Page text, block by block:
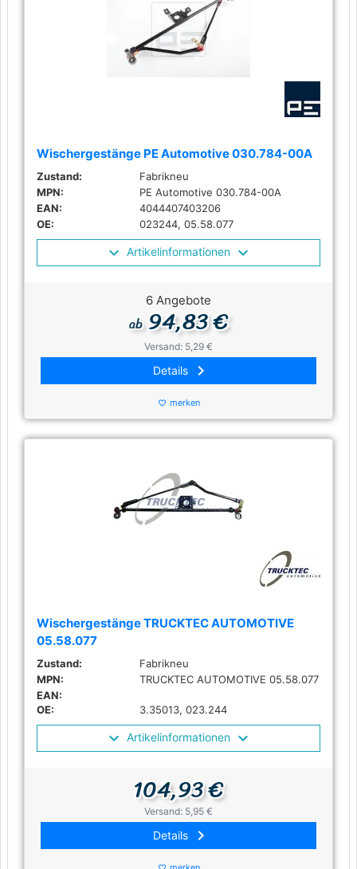
Wischergestänge PE Automotive 030.784-00A
Zustand:
Fabrikneu
MPN:
PE Automotive 030.784-00A
EAN:
4044407403206
OE:
023244, 05.58.077
Artikelinformationen
6 Angebote
ab94,83 €
Versand: 5,29 €
Details keyboard_arrow_right
favorite_border merken
Wischergestänge TRUCKTEC AUTOMOTIVE
05.58.077
Zustand:
Fabrikneu
MPN:
TRUCKTEC AUTOMOTIVE 05.58.077
EAN:
OE:
3.35013, 023.244
Artikelinformationen
104,93 €
Versand: 5,95 €
Details keyboard_arrow_right